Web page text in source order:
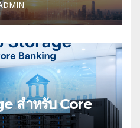
สำหรับ Core